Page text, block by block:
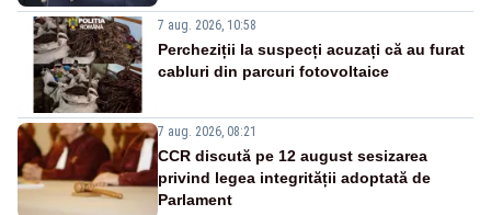
7 aug. 2026, 10:58
Percheziții la suspecți acuzați că au furat
cabluri din parcuri fotovoltaice
7 aug. 2026, 08:21
CCR discută pe 12 august sesizarea
privind legea integrității adoptată de
Parlament